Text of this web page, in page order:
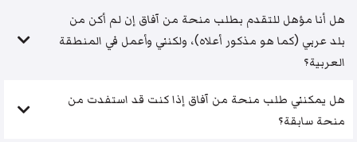
هل أنا مؤهل للتقدم بطلب منحة من آفاق إن لم أكن من
بلد عربي (كما هو مذكور أعلاه)، ولكنني وأعمل في المنطقة
العربية؟
هل يمكنني طلب منحة من آفاق إذا كنت قد استفدت من
منحة سابقة؟